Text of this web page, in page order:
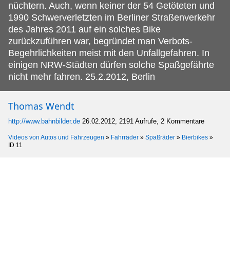
nüchtern. Auch, wenn keiner der 54 Getöteten und
1990 Schwerverletzten im Berliner Straßenverkehr
des Jahres 2011 auf ein solches Bike
zurückzuführen war, begründet man Verbots-
Begehrlichkeiten meist mit den Unfallgefahren. In
einigen NRW-Städten dürfen solche Spaßgefährte
nicht mehr fahren. 25.2.2012, Berlin
Thomas Wendt
http://www.bahnbilder.de 26.02.2012, 2191 Aufrufe, 2 Kommentare
Videos von Autos und Fahrzeugen » Fahrräder » Spaßräder » Bierbikes »
ID 11